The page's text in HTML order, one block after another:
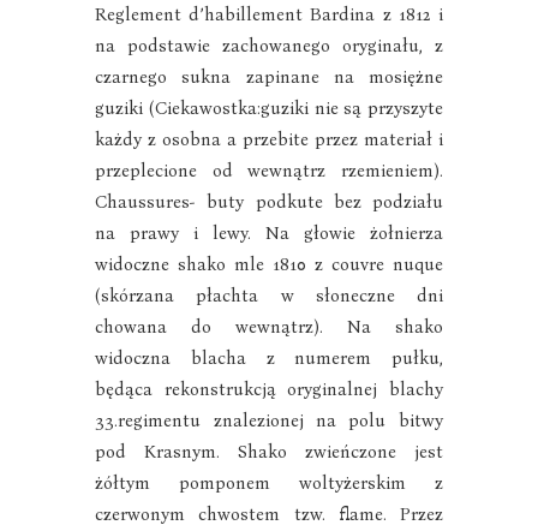
Reglement d’habillement Bardina z 1812 i
na podstawie zachowanego oryginału, z
czarnego sukna zapinane na mosiężne
guziki (Ciekawostka:guziki nie są przyszyte
każdy z osobna a przebite przez materiał i
przeplecione od wewnątrz rzemieniem).
Chaussures- buty podkute bez podziału
na prawy i lewy. Na głowie żołnierza
widoczne shako mle 1810 z couvre nuque
(skórzana płachta w słoneczne dni
chowana do wewnątrz). Na shako
widoczna blacha z numerem pułku,
będąca rekonstrukcją oryginalnej blachy
33.regimentu znalezionej na polu bitwy
pod Krasnym. Shako zwieńczone jest
żółtym pomponem woltyżerskim z
czerwonym chwostem tzw. flame. Przez